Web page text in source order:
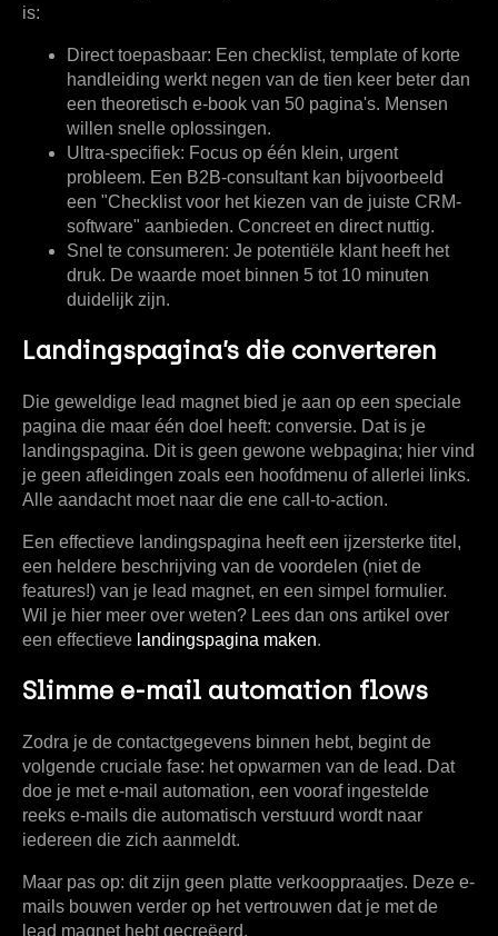
is:
Direct toepasbaar: Een checklist, template of korte
handleiding werkt negen van de tien keer beter dan
een theoretisch e-book van 50 pagina's. Mensen
willen snelle oplossingen.
Ultra-specifiek: Focus op één klein, urgent
probleem. Een B2B-consultant kan bijvoorbeeld
een "Checklist voor het kiezen van de juiste CRM-
software" aanbieden. Concreet en direct nuttig.
Snel te consumeren: Je potentiële klant heeft het
druk. De waarde moet binnen 5 tot 10 minuten
duidelijk zijn.
Landingspagina’s die converteren
Die geweldige lead magnet bied je aan op een speciale
pagina die maar één doel heeft: conversie. Dat is je
landingspagina. Dit is geen gewone webpagina; hier vind
je geen afleidingen zoals een hoofdmenu of allerlei links.
Alle aandacht moet naar die ene call-to-action.
Een effectieve landingspagina heeft een ijzersterke titel,
een heldere beschrijving van de voordelen (niet de
features!) van je lead magnet, en een simpel formulier.
Wil je hier meer over weten? Lees dan ons artikel over
een effectieve landingspagina maken.
Slimme e-mail automation flows
Zodra je de contactgegevens binnen hebt, begint de
volgende cruciale fase: het opwarmen van de lead. Dat
doe je met e-mail automation, een vooraf ingestelde
reeks e-mails die automatisch verstuurd wordt naar
iedereen die zich aanmeldt.
Maar pas op: dit zijn geen platte verkooppraatjes. Deze e-
mails bouwen verder op het vertrouwen dat je met de
lead magnet hebt gecreëerd.